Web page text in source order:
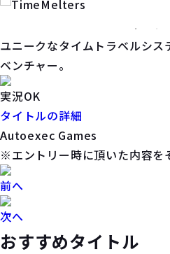
ユニークなタイムトラベルシス
ベンチャー。
実況OK
タイトルの詳細
Autoexec Games
※エントリー時に頂いた内容を
前へ
次へ
おすすめタイトル